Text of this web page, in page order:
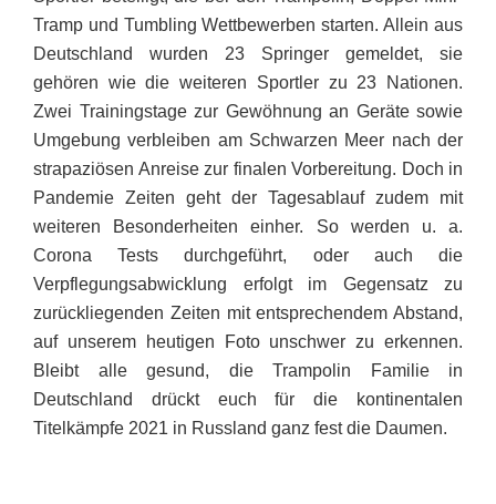
Tramp und Tumbling Wettbewerben starten. Allein aus
Deutschland wurden 23 Springer gemeldet, sie
gehören wie die weiteren Sportler zu 23 Nationen.
Zwei Trainingstage zur Gewöhnung an Geräte sowie
Umgebung verbleiben am Schwarzen Meer nach der
strapaziösen Anreise zur finalen Vorbereitung. Doch in
Pandemie Zeiten geht der Tagesablauf zudem mit
weiteren Besonderheiten einher. So werden u. a.
Corona Tests durchgeführt, oder auch die
Verpflegungsabwicklung erfolgt im Gegensatz zu
zurückliegenden Zeiten mit entsprechendem Abstand,
auf unserem heutigen Foto unschwer zu erkennen.
Bleibt alle gesund, die Trampolin Familie in
Deutschland drückt euch für die kontinentalen
Titelkämpfe 2021 in Russland ganz fest die Daumen.